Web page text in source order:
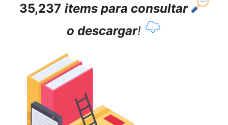
35,237 items para consultar
o descargar!